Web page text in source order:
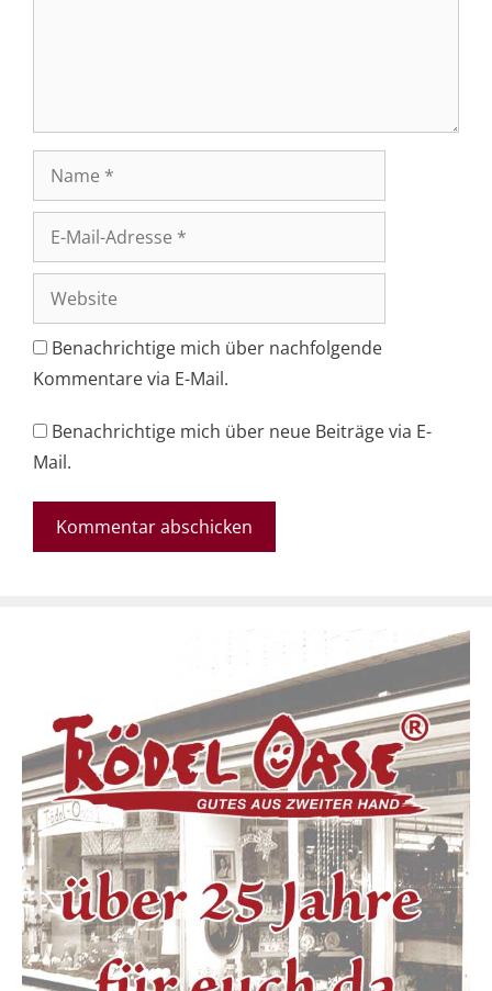
Name
Mail-
Adresse
Website
Benachrichtige mich über nachfolgende
Kommentare via E-Mail.
Benachrichtige mich über neue Beiträge via E-
Mail.